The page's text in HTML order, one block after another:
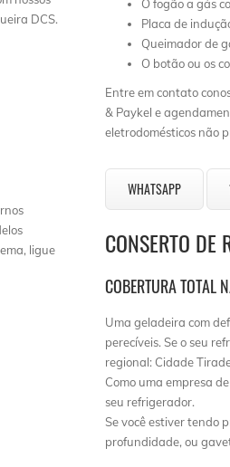
DCS.
ligue
O fogão a gás
Placa de
Queimador de
O botão ou os
Entre em contato
& Paykel e
eletrodomésticos não
WHATSAPP
CONSERTO DE
COBERTURA TOTAL
Uma geladeira com
perecíveis. Se o seu
regional: Cidade
Como uma empresa
seu refrigerador.
Se você estiver tendo
profundidade, ou